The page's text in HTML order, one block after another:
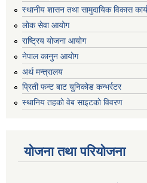
स्थानीय शासन तथा सामुदायिक विकास
लोक सेवा आयोग
राष्ट्रिय योजना आयोग
नेपाल कानुन आयोग
अर्थ मन्त्रालय
प्रिती फन्ट बाट युनिकोड कन्भर्रटर
स्थानिय तहकाे वेब साइटकाे विवरण
योजना तथा परियोजना